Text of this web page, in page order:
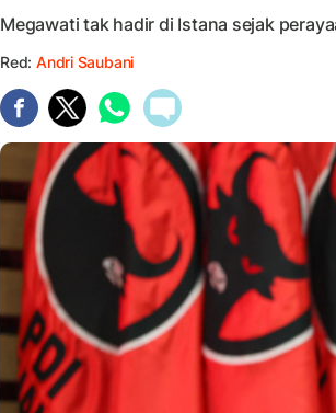
Megawati tak hadir di Istana sejak
Red: Andri Saubani